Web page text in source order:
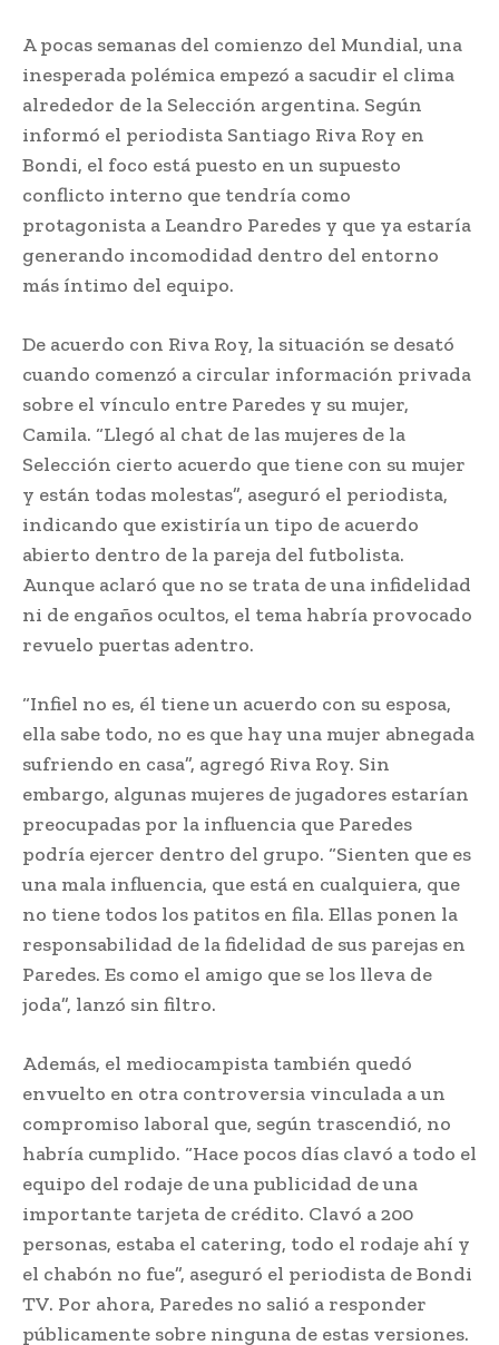
A pocas semanas del comienzo del Mundial, una
inesperada polémica empezó a sacudir el clima
alrededor de la Selección argentina. Según
informó el periodista Santiago Riva Roy en
Bondi, el foco está puesto en un supuesto
conflicto interno que tendría como
protagonista a Leandro Paredes y que ya estaría
generando incomodidad dentro del entorno
más íntimo del equipo.
De acuerdo con Riva Roy, la situación se desató
cuando comenzó a circular información privada
sobre el vínculo entre Paredes y su mujer,
Camila. “Llegó al chat de las mujeres de la
Selección cierto acuerdo que tiene con su mujer
y están todas molestas”, aseguró el periodista,
indicando que existiría un tipo de acuerdo
abierto dentro de la pareja del futbolista.
Aunque aclaró que no se trata de una infidelidad
ni de engaños ocultos, el tema habría provocado
revuelo puertas adentro.
“Infiel no es, él tiene un acuerdo con su esposa,
ella sabe todo, no es que hay una mujer abnegada
sufriendo en casa”, agregó Riva Roy. Sin
embargo, algunas mujeres de jugadores estarían
preocupadas por la influencia que Paredes
podría ejercer dentro del grupo. “Sienten que es
una mala influencia, que está en cualquiera, que
no tiene todos los patitos en fila. Ellas ponen la
responsabilidad de la fidelidad de sus parejas en
Paredes. Es como el amigo que se los lleva de
joda”, lanzó sin filtro.
Además, el mediocampista también quedó
envuelto en otra controversia vinculada a un
compromiso laboral que, según trascendió, no
habría cumplido. “Hace pocos días clavó a todo el
equipo del rodaje de una publicidad de una
importante tarjeta de crédito. Clavó a 200
personas, estaba el catering, todo el rodaje ahí y
el chabón no fue”, aseguró el periodista de Bondi
TV. Por ahora, Paredes no salió a responder
públicamente sobre ninguna de estas versiones.